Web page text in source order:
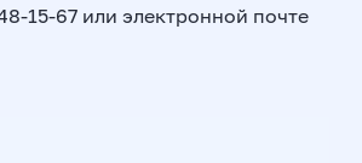
15-67 или электронной почте